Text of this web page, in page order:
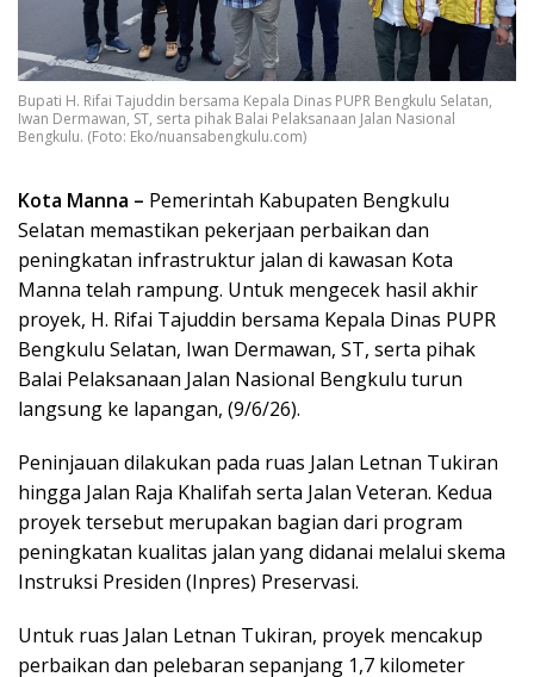
Bupati H. Rifai Tajuddin bersama Kepala Dinas PUPR Bengkulu Selatan,
Iwan Dermawan, ST, serta pihak Balai Pelaksanaan Jalan Nasional
Bengkulu. (Foto: Eko/nuansabengkulu.com)
Kota Manna – Pemerintah Kabupaten Bengkulu
Selatan memastikan pekerjaan perbaikan dan
peningkatan infrastruktur jalan di kawasan Kota
Manna telah rampung. Untuk mengecek hasil akhir
proyek, H. Rifai Tajuddin bersama Kepala Dinas PUPR
Bengkulu Selatan, Iwan Dermawan, ST, serta pihak
Balai Pelaksanaan Jalan Nasional Bengkulu turun
langsung ke lapangan, (9/6/26).
Peninjauan dilakukan pada ruas Jalan Letnan Tukiran
hingga Jalan Raja Khalifah serta Jalan Veteran. Kedua
proyek tersebut merupakan bagian dari program
peningkatan kualitas jalan yang didanai melalui skema
Instruksi Presiden (Inpres) Preservasi.
Untuk ruas Jalan Letnan Tukiran, proyek mencakup
perbaikan dan pelebaran sepanjang 1,7 kilometer